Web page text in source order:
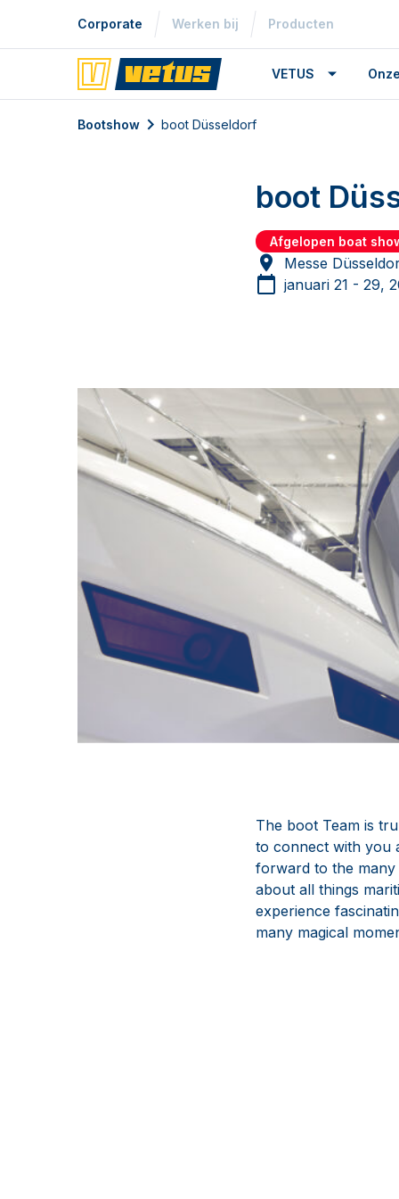
Corporate Werken bij Producten
VETUS
Bootshow boot Düsseldorf
boot
Afgelopen boat
Messe
januari 21 - 29,
The boot Team is
to connect with you
forward to the many
about all things
experience
many magical